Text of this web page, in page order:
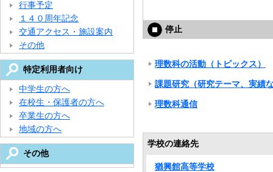
停止
理数科の活動（トピックス）
課題研究（研究テーマ、実績
理数科通信
学校の連絡先
猶興館高等学校
行事予定
１４０周年記念
交通アクセス・施設案内
その他
特定利用者向け
中学生の方へ
在校生・保護者の方へ
卒業生の方へ
地域の方へ
その他